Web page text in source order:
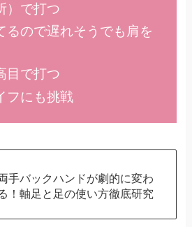
）で打つ
るので遅れそうでも肩を
目で打つ
フにも挑戦
手バックハンドが劇的に変わ
！軸足と足の使い方徹底研究